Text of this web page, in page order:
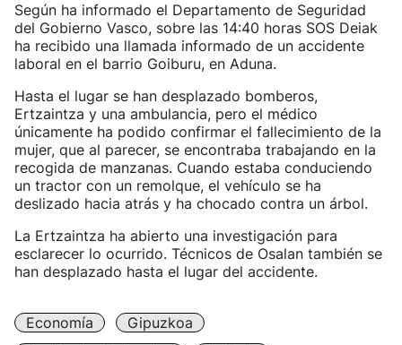
Según ha informado el Departamento de Seguridad
del Gobierno Vasco, sobre las 14:40 horas SOS Deiak
ha recibido una llamada informado de un accidente
laboral en el barrio Goiburu, en Aduna.
Hasta el lugar se han desplazado bomberos,
Ertzaintza y una ambulancia, pero el médico
únicamente ha podido confirmar el fallecimiento de la
mujer, que al parecer, se encontraba trabajando en la
recogida de manzanas. Cuando estaba conduciendo
un tractor con un remolque, el vehículo se ha
deslizado hacia atrás y ha chocado contra un árbol.
La Ertzaintza ha abierto una investigación para
esclarecer lo ocurrido. Técnicos de Osalan también se
han desplazado hasta el lugar del accidente.
Economía
Gipuzkoa